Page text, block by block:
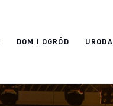
DOM I OGRÓD URODA